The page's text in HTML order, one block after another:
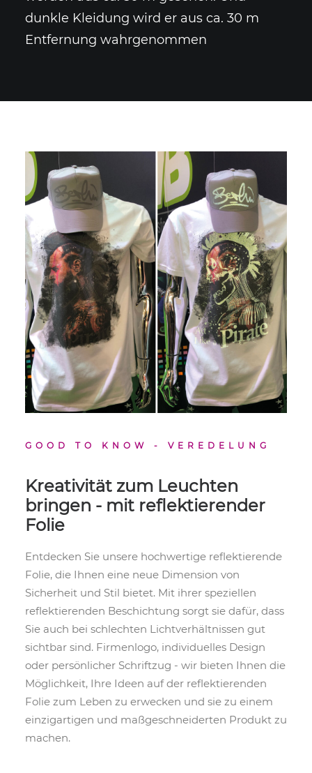
dunkle Kleidung wird er aus ca. 30 m
Entfernung wahrgenommen
GOOD TO KNOW - VEREDELUNG
Kreativität zum Leuchten
bringen - mit reflektierender
Folie
Entdecken Sie unsere hochwertige reflektierende
Folie, die Ihnen eine neue Dimension von
Sicherheit und Stil bietet. Mit ihrer speziellen
reflektierenden Beschichtung sorgt sie dafür, dass
Sie auch bei schlechten Lichtverhältnissen gut
sichtbar sind. Firmenlogo, individuelles Design
oder persönlicher Schriftzug - wir bieten Ihnen die
Möglichkeit, Ihre Ideen auf der reflektierenden
Folie zum Leben zu erwecken und sie zu einem
einzigartigen und maßgeschneiderten Produkt zu
machen.